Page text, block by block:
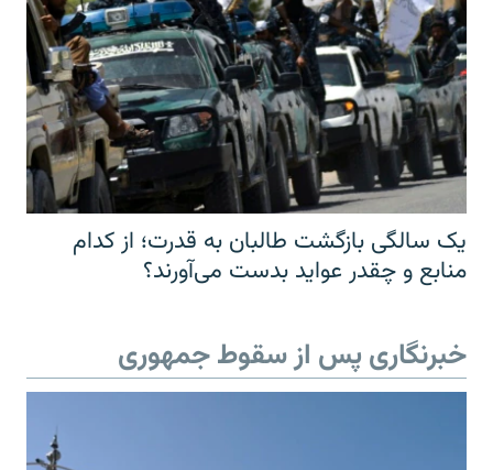
یک سالگی بازگشت طالبان به قدرت؛ از کدام
منابع و چقدر عواید بدست می‌آورند؟
خبرنگاری پس از سقوط جمهوری